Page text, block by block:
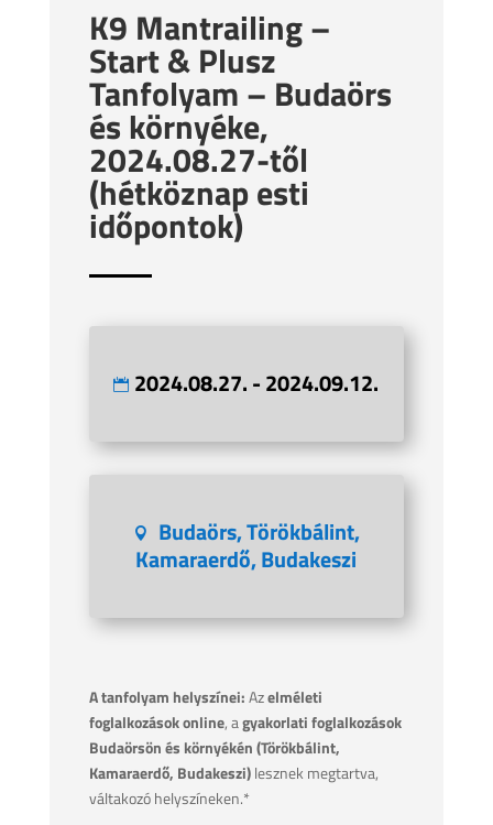
K9 Mantrailing –
Start & Plusz
Tanfolyam – Budaörs
és környéke,
2024.08.27-től
(hétköznap esti
időpontok)
2024.08.27. - 2024.09.12.
Budaörs, Törökbálint,
Kamaraerdő, Budakeszi
A tanfolyam helyszínei:Azelméleti
foglalkozások online, agyakorlati foglalkozások
Budaörsön és környékén (Törökbálint,
Kamaraerdő, Budakeszi)lesznek megtartva,
váltakozó helyszíneken.*